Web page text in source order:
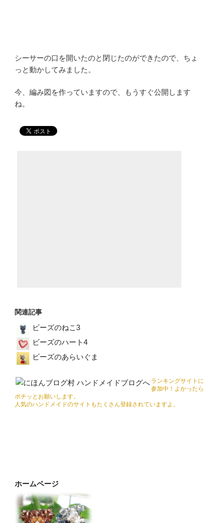
シーサーの口を開いたのと閉じたのができたので、ちょ
っと動かしてみました。
今、編み図を作っていますので、もうすぐ公開します
ね。
関連記事
ビーズのねこ3
ビーズのハート4
ビーズのあらいぐま
ランキングサイトに
参加中！よかったら
ポチッとお願いします。
人気のハンドメイドのサイトもたくさん登録されていますよ。
ホームページ